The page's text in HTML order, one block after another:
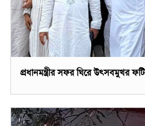
প্রধানমন্ত্রীর সফর ঘিরে উৎসবমুখর